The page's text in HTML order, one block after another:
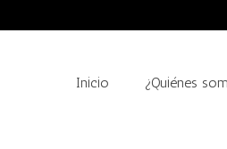
Inicio ¿Quiénes